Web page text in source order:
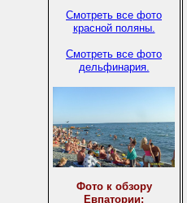
Смотреть все фото
красной поляны.
Смотреть все фото
дельфинария.
Фото к обзору
Евпатории: